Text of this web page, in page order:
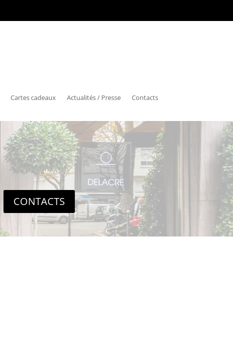
Cartes cadeaux Actualités / Presse Contacts
CONTACTS